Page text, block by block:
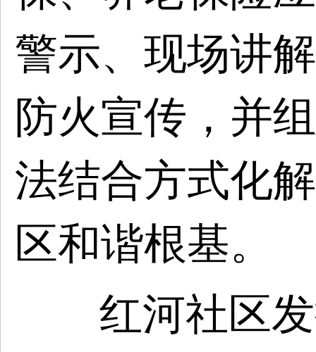
警示、现场讲
防火宣传，并
法结合方式化
区和谐根基。
红河社区